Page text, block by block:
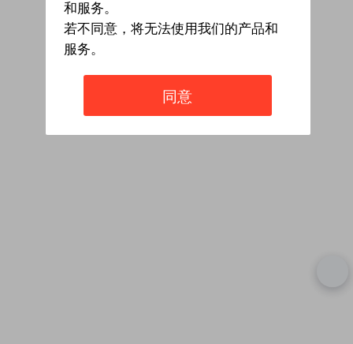
和服务。
若不同意，将无法使用我们的产品和
服务。
同意